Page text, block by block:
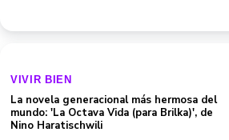
VIVIR BIEN
La novela generacional más hermosa del
mundo: 'La Octava Vida (para Brilka)', de
Nino Haratischwili